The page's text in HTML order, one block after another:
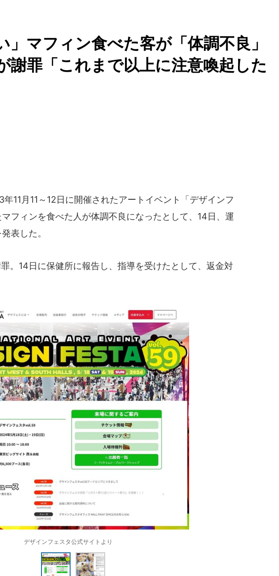
」マフィン食べた客が「体調不良」
罪「これまで以上に注意喚起した
11月11～12日に開催されたアートイベント「デザインフ
フィンを食べた人が体調不良になったとして、14日、運
表した。
。14日に保健所に報告し、指導を受けたとして、返金対
デザインフェスタ公式サイトより